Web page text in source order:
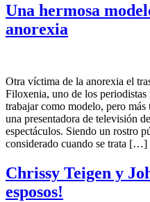
Una hermosa
anorexia
Otra víctima de la anorexia el
Filoxenia, uno de los
trabajar como modelo, pero
una presentadora de televisión
espectáculos. Siendo un rostro
considerado cuando se trata […]
Chrissy Teigen y
esposos!